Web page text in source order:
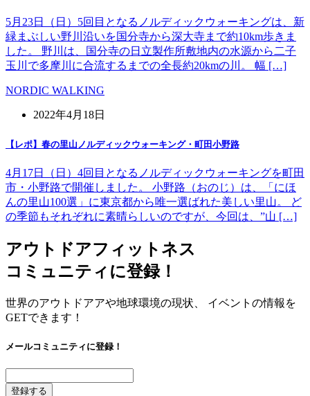
5月23日（日）5回目となるノルディックウォーキングは、新
緑まぶしい野川沿いを国分寺から深大寺まで約10km歩きま
した。 野川は、国分寺の日立製作所敷地内の水源から二子
玉川で多摩川に合流するまでの全長約20kmの川。 幅 […]
NORDIC WALKING
2022年4月18日
【レポ】春の里山ノルディックウォーキング・町田小野路
4月17日（日）4回目となるノルディックウォーキングを町田
市・小野路で開催しました。 小野路（おのじ）は、「にほ
んの里山100選」に東京都から唯一選ばれた美しい里山。 ど
の季節もそれぞれに素晴らしいのですが、今回は、”山 […]
アウトドアフィットネス
コミュニティに登録！
世界のアウトドアアや地球環境の現状、 イベントの情報を
GETできます！
メールコミュニティに登録！